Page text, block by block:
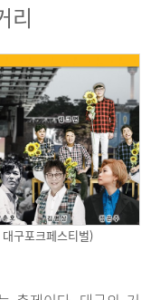
리
구포크페스티벌)